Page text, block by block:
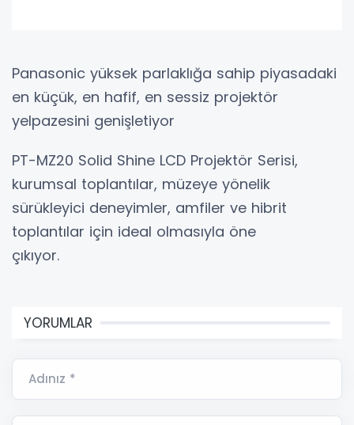
Panasonic yüksek parlaklığa sahip piyasadaki
en küçük, en hafif, en sessiz projektör
yelpazesini genişletiyor
PT-MZ20 Solid Shine LCD Projektör Serisi,
kurumsal toplantılar, müzeye yönelik
sürükleyici deneyimler, amfiler ve hibrit
toplantılar için ideal olmasıyla öne
çıkıyor.
YORUMLAR
Adınız *